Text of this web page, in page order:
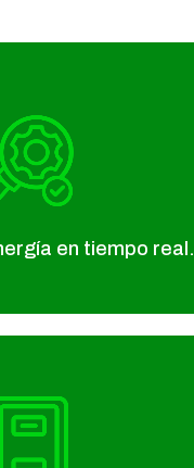
en tiempo real.